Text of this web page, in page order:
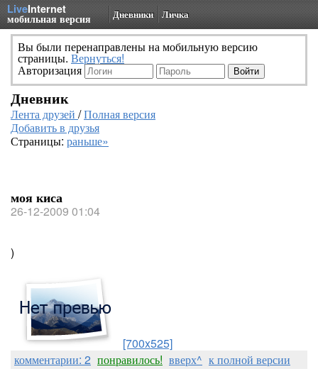
LiveInternet
мобильная версия Дневники Личка
Вы были перенаправлены на мобильную версию
страницы. Вернуться!
Авторизация
Дневник
Лента друзей /Полная версия
Добавить в друзья
Страницы: раньше»
моя киса
26-12-2009 01:04
)
[700x525]
комментарии: 2 понравилось! вверх^ к полной версии